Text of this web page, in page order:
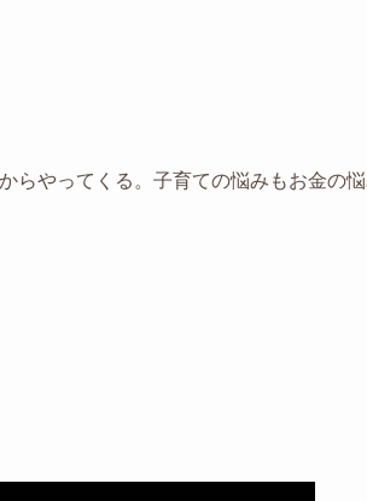
らやってくる。子育ての悩みもお金の